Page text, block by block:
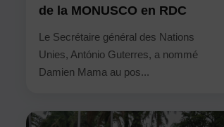
de la MONUSCO en RDC
Le Secrétaire général des Nations
Unies, António Guterres, a nommé
Damien Mama au pos...